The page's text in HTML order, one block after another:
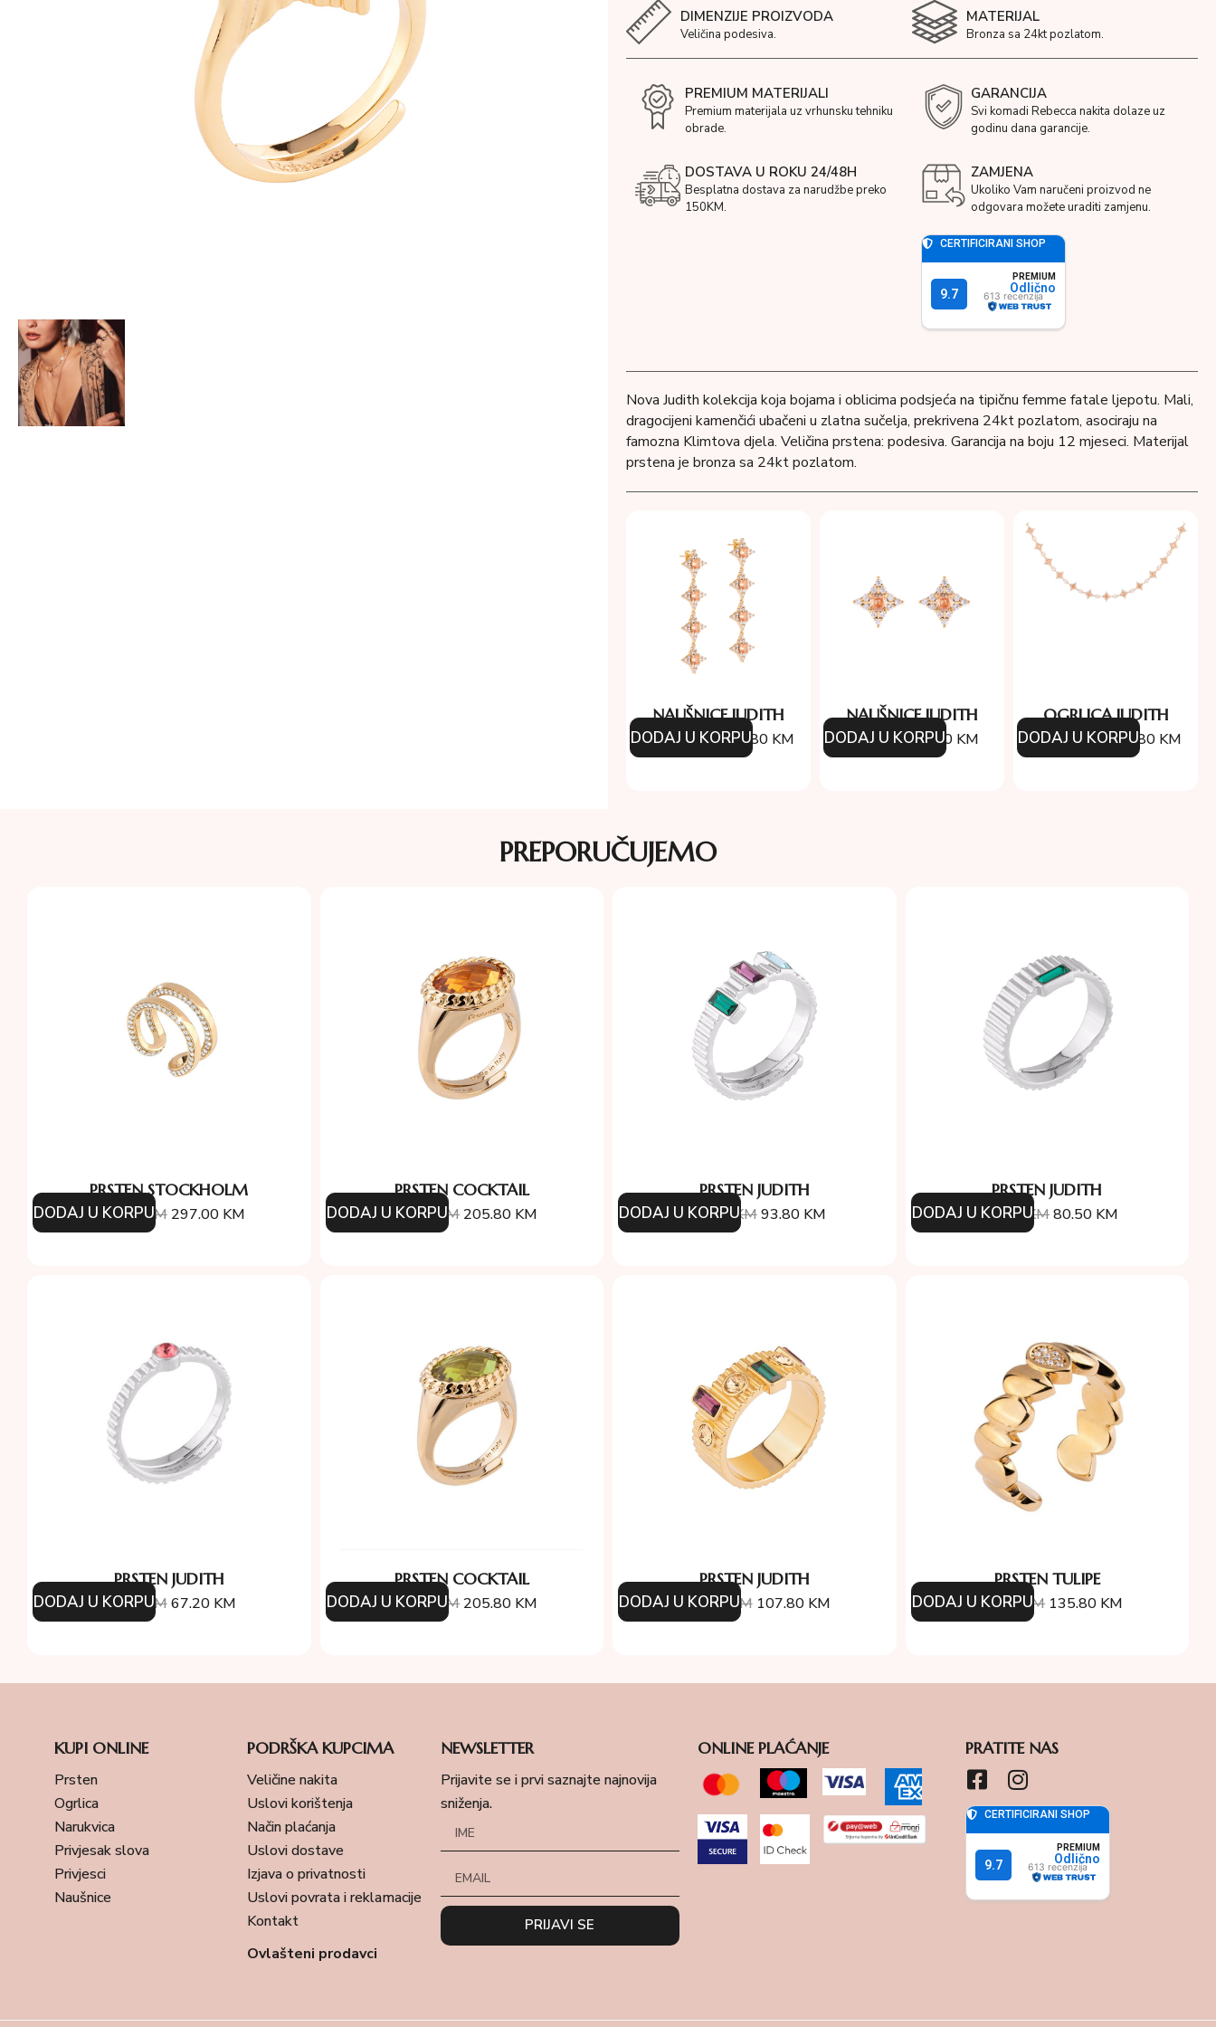
DIMENZIJE PROIZVODA
Veličina podesiva.
MATERIJAL
Bronza sa 24kt pozlatom.
PREMIUM MATERIJALI
Premium materijala uz vrhunsku tehniku
obrade.
GARANCIJA
Svi komadi Rebecca nakita dolaze uz
godinu dana garancije.
DOSTAVA U ROKU 24/48H
Besplatna dostava za narudžbe preko
150KM.
ZAMJENA
Ukoliko Vam naručeni proizvod ne
odgovara možete uraditi zamjenu.
Nova Judith kolekcija koja bojama i oblicima podsjeća na tipičnu femme fatale ljepotu. Mali,
dragocijeni kamenčići ubačeni u zlatna sučelja, prekrivena 24kt pozlatom, asociraju na
famozna Klimtova djela. Veličina prstena: podesiva. Garancija na boju 12 mjeseci. Materijal
prstena je bronza sa 24kt pozlatom.
NAUŠNICE JUDITH
154.00KM 107.80 KM
DODAJ U KORPU
NAUŠNICE JUDITH
96.00KM 67.20 KM
DODAJ U KORPU
OGRLICA JUDITH
194.00KM 135.80 KM
DODAJ U KORPU
PREPORUČUJEMO
PRSTEN STOCKHOLM
330.00KM 297.00 KM
DODAJ U KORPU
PRSTEN COCKTAIL
294.00KM 205.80 KM
DODAJ U KORPU
PRSTEN JUDITH
134.00KM93.80 KM
DODAJ U KORPU
PRSTEN JUDITH
115.00KM80.50 KM
DODAJ U KORPU
PRSTEN JUDITH
96.00KM67.20 KM
DODAJ U KORPU
PRSTEN COCKTAIL
294.00KM 205.80 KM
DODAJ U KORPU
PRSTEN JUDITH
154.00KM 107.80 KM
DODAJ U KORPU
PRSTEN TULIPE
194.00KM 135.80 KM
DODAJ U KORPU
KUPI ONLINE
Prsten
Ogrlica
Narukvica
Privjesak slova
Privjesci
Naušnice
PODRŠKA KUPCIMA
Veličine nakita
Uslovi korištenja
Način plaćanja
Uslovi dostave
Izjava o privatnosti
Uslovi povrata i reklamacije
Kontakt
Ovlašteni prodavci
NEWSLETTER
Prijavite se i prvi saznajte najnovija
sniženja.
PRIJAVI SE
ONLINE PLAĆANJE PRATITE NAS